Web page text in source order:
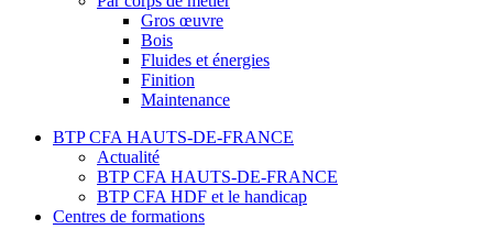
Gros œuvre
Bois
Fluides et énergies
Finition
Maintenance
BTP CFA HAUTS-DE-FRANCE
Actualité
BTP CFA HAUTS-DE-FRANCE
BTP CFA HDF et le handicap
Centres de formations